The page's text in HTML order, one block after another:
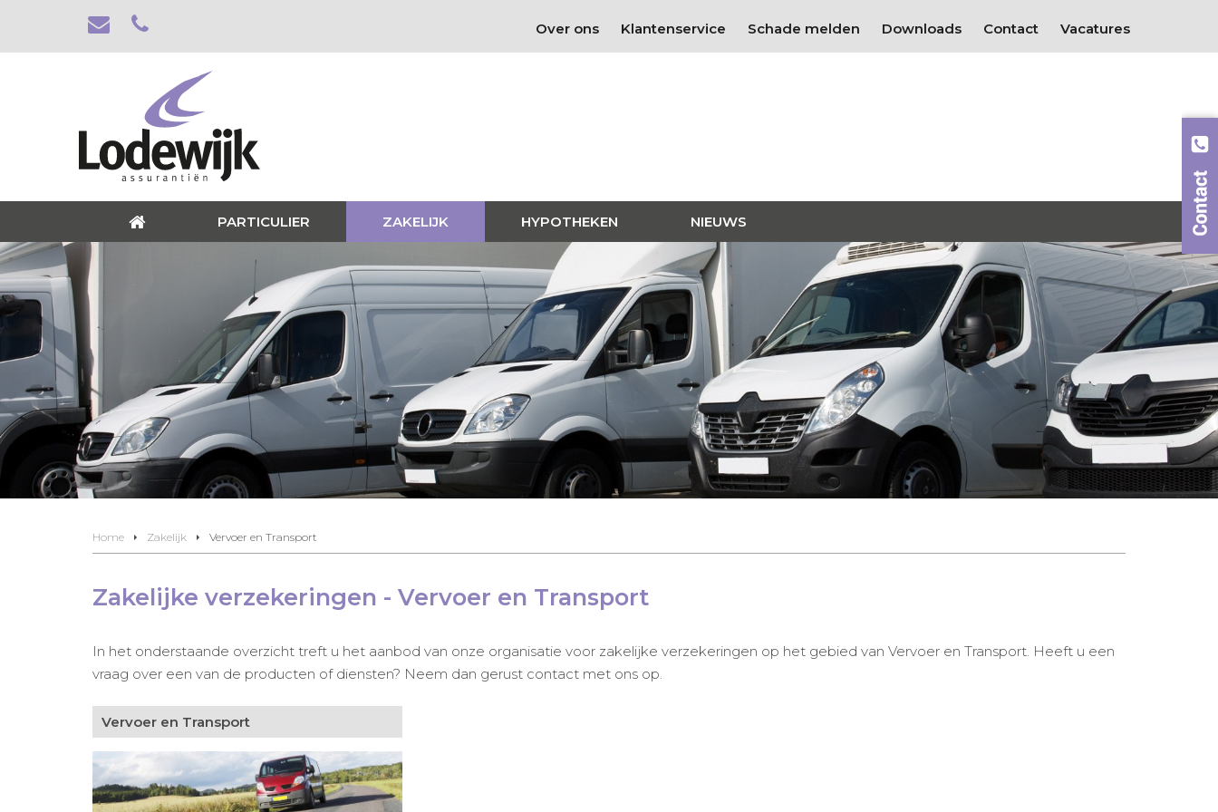
Over ons Klantenservice Schade melden Downloads Contact Vacatures
PARTICULIER ZAKELIJK HYPOTHEKEN NIEUWS
Home Zakelijk Vervoer en Transport
Zakelijke verzekeringen - Vervoer en Transport
In het onderstaande overzicht treft u het aanbod van onze organisatie voor zakelijke verzekeringen op het gebied van Vervoer en Transport. Heeft u een
vraag over een van de producten of diensten? Neem dan gerust contact met ons op.
Vervoer en Transport